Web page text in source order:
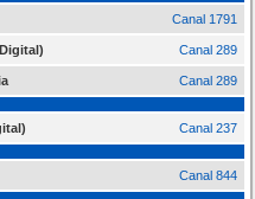
Canal 1791
Canal 289
Canal 289
Canal 237
Canal 844